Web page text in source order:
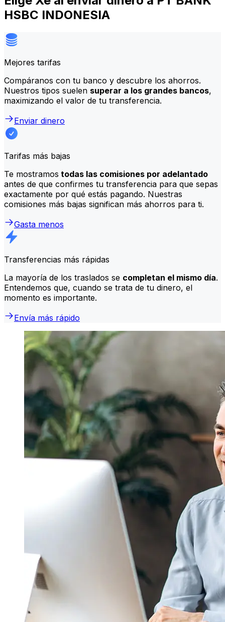
HSBC INDONESIA
Mejores tarifas
Compáranos con tu banco y descubre los ahorros.
Nuestros tipos suelen superar a los grandes bancos,
maximizando el valor de tu transferencia.
Enviar dinero
Tarifas más bajas
Te mostramos todas las comisiones por adelantado
antes de que confirmes tu transferencia para que sepas
exactamente por qué estás pagando. Nuestras
comisiones más bajas significan más ahorros para ti.
Gasta menos
Transferencias más rápidas
La mayoría de los traslados se completan el mismo día.
Entendemos que, cuando se trata de tu dinero, el
momento es importante.
Envía más rápido